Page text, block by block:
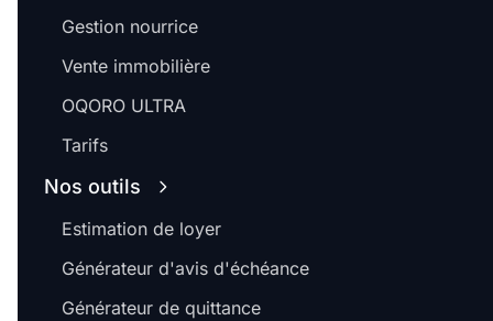
Gestion nourrice
Vente immobilière
OQORO ULTRA
Tarifs
Nos outils
Estimation de loyer
Générateur d'avis d'échéance
Générateur de quittance